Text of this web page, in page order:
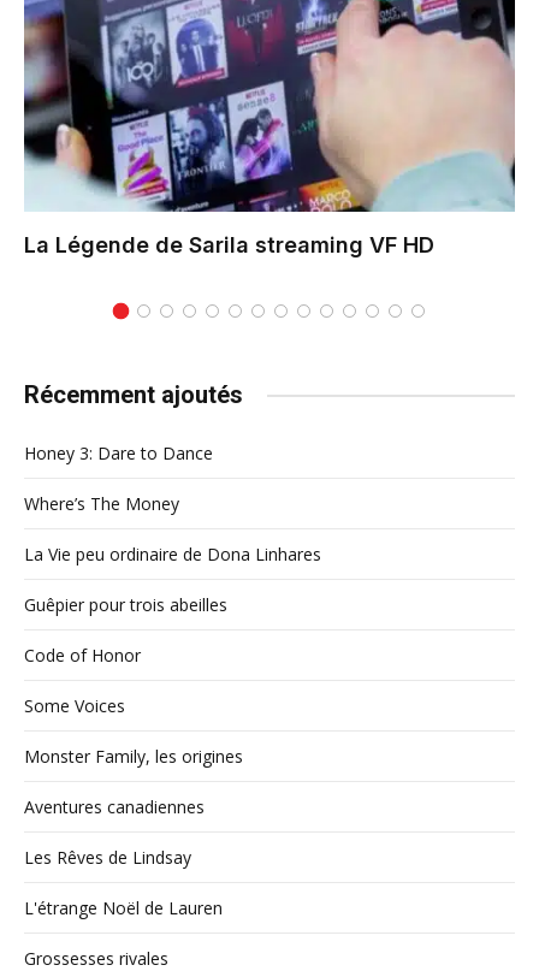
La Légende de Sarila streaming VF HD
Récemment ajoutés
Honey 3: Dare to Dance
Where’s The Money
La Vie peu ordinaire de Dona Linhares
Guêpier pour trois abeilles
Code of Honor
Some Voices
Monster Family, les origines
Aventures canadiennes
Les Rêves de Lindsay
L'étrange Noël de Lauren
Grossesses rivales